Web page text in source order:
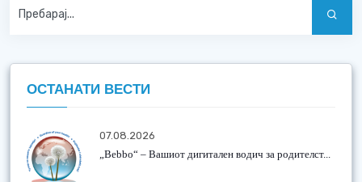
ОСТАНАТИ ВЕСТИ
07.08.2026
„Bebbo“ – Вашиот дигитален водич за родителст...